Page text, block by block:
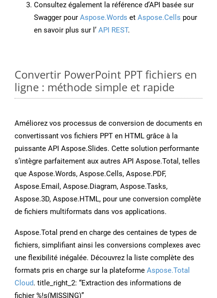
Consultez également la référence d’API basée sur
Swagger pour Aspose.Words et Aspose.Cells pour
en savoir plus sur l’ API REST.
Convertir PowerPoint PPT fichiers en
ligne : méthode simple et rapide
Améliorez vos processus de conversion de documents en
convertissant vos fichiers PPT en HTML grâce à la
puissante API Aspose.Slides. Cette solution performante
s’intègre parfaitement aux autres API Aspose.Total, telles
que Aspose.Words, Aspose.Cells, Aspose.PDF,
Aspose.Email, Aspose.Diagram, Aspose.Tasks,
Aspose.3D, Aspose.HTML, pour une conversion complète
de fichiers multiformats dans vos applications.
Aspose.Total prend en charge des centaines de types de
fichiers, simplifiant ainsi les conversions complexes avec
une flexibilité inégalée. Découvrez la liste complète des
formats pris en charge sur la plateforme Aspose.Total
Cloud. title_right_2: “Extraction des informations de
fichier %!s(MISSING)”